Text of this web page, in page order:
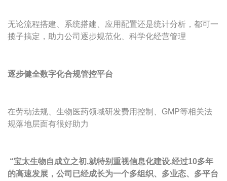
无论流程搭建、系统搭建、应用配置还是统计分析，都可一
揽子搞定，助力公司逐步规范化、科学化经营管理
逐步健全数字化合规管控平台
在劳动法规、生物医药领域研发费用控制、GMP等相关法
规落地层面有很好助力
“宝太生物自成立之初,就特别重视信息化建设,经过10多年
的高速发展，公司已经成长为一个多组织、多业态、多平台